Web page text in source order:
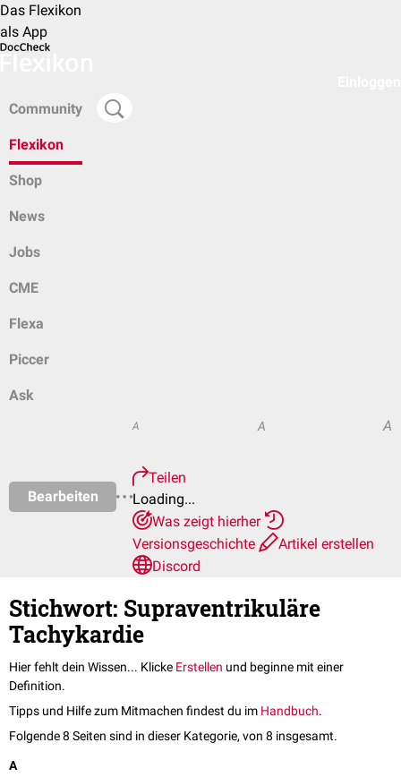
Das Flexikon
als App
Community
Flexikon
Shop
News
Jobs
CME
Flexa
Piccer
Ask
Bearbeiten
A A A
Teilen
Loading...
Was zeigt hierher
Versionsgeschichte
Artikel erstellen
Discord
Stichwort: Supraventrikuläre
Tachykardie
Hier fehlt dein Wissen... Klicke Erstellen und beginne mit einer
Definition.
Tipps und Hilfe zum Mitmachen findest du im Handbuch.
Folgende 8 Seiten sind in dieser Kategorie, von 8 insgesamt.
A